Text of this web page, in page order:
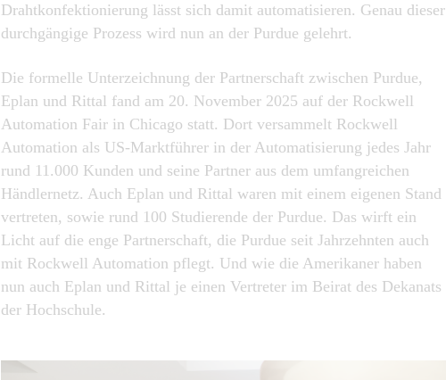
Drahtkonfektionierung lässt sich damit automatisieren. Genau dieser
durchgängige Prozess wird nun an der Purdue gelehrt.
Die formelle Unterzeichnung der Partnerschaft zwischen Purdue,
Eplan und Rittal fand am 20. November 2025 auf der Rockwell
Automation Fair in Chicago statt. Dort versammelt Rockwell
Automation als US-Marktführer in der Automatisierung jedes Jahr
rund 11.000 Kunden und seine Partner aus dem umfangreichen
Händlernetz. Auch Eplan und Rittal waren mit einem eigenen Stand
vertreten, sowie rund 100 Studierende der Purdue. Das wirft ein
Licht auf die enge Partnerschaft, die Purdue seit Jahrzehnten auch
mit Rockwell Automation pflegt. Und wie die Amerikaner haben
nun auch Eplan und Rittal je einen Vertreter im Beirat des Dekanats
der Hochschule.